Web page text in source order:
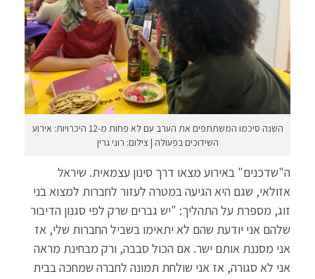
השנה סיכמו המשתתפים את הערב עם לא פחות מ-12 היכרויות: אירוע
השידוכים בפעולה | צילום: רוני גרין
ה"שדכנים" באירוע מצאו דרך סינון עצמאית. שיראל
אזולאי, שגם היא הגיעה במטרה לעזור לחברות למצוא בני
זוג, מספרת על התהליך: "יש גברים שרק לפי סגנון הדיבור
שלהם אני יודעת שהם לא יתאימו בשביל החברות שלי, אז
אני מסננת אותם ישר. אם הכול סבבה, ורק מבחינת מראה
אני לא סגורה, אז אני שולחת תמונה לחברה שמחכה בבית